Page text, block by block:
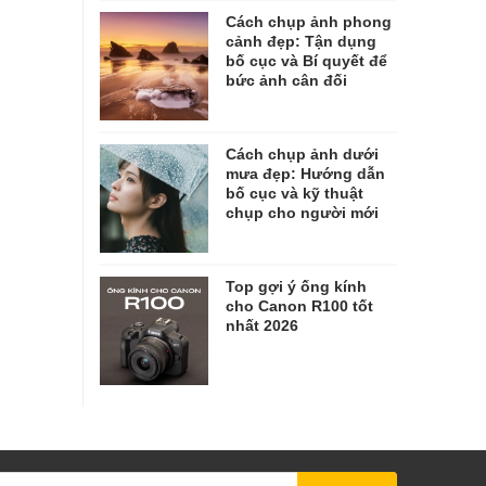
Cách chụp ảnh phong
cảnh đẹp: Tận dụng
bố cục và Bí quyết để
bức ảnh cân đối
Cách chụp ảnh dưới
mưa đẹp: Hướng dẫn
bố cục và kỹ thuật
chụp cho người mới
Top gợi ý ống kính
cho Canon R100 tốt
nhất 2026